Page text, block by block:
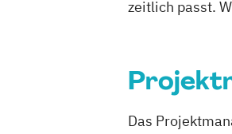
Nachhaltiges
zeitlich passt.
Das